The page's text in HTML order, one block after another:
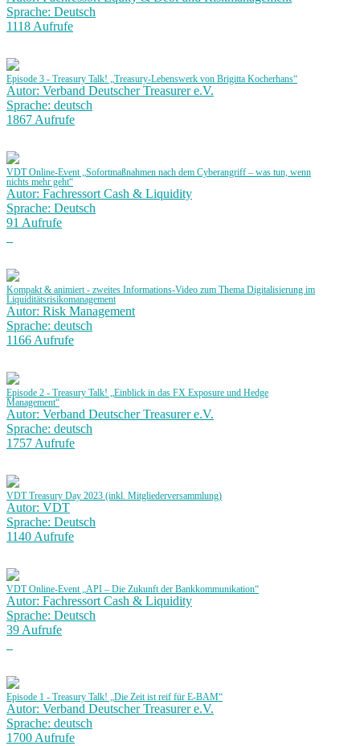
Sprache: Deutsch
1118 Aufrufe
Episode 3 - Treasury Talk! „Treasury-Lebenswerk von Brigitta Kocherhans“
Autor: Verband Deutscher Treasurer e.V.
Sprache: deutsch
1867 Aufrufe
VDT Online-Event „Sofortmaßnahmen nach dem Cyberangriff – was tun, wenn
nichts mehr geht“
Autor: Fachressort Cash & Liquidity
Sprache: Deutsch
91 Aufrufe
Kompakt & animiert - zweites Informations-Video zum Thema Digitalisierung im
Liquiditätsrisikomanagement
Autor: Risk Management
Sprache: deutsch
1166 Aufrufe
Episode 2 - Treasury Talk! „Einblick in das FX Exposure und Hedge
Management“
Autor: Verband Deutscher Treasurer e.V.
Sprache: deutsch
1757 Aufrufe
VDT Treasury Day 2023 (inkl. Mitgliederversammlung)
Autor: VDT
Sprache: Deutsch
1140 Aufrufe
VDT Online-Event „API – Die Zukunft der Bankkommunikation“
Autor: Fachressort Cash & Liquidity
Sprache: Deutsch
39 Aufrufe
Episode 1 - Treasury Talk! „Die Zeit ist reif für E-BAM“
Autor: Verband Deutscher Treasurer e.V.
Sprache: deutsch
1700 Aufrufe